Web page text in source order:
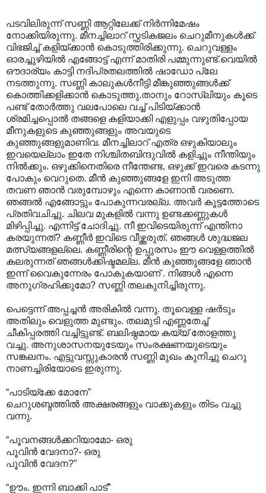
പടവിലിരുന്ന് സണ്ണി ആറ്റിലേക്ക് നിര്‍ന്നിമേഷം
നോക്കിയിരുന്നു. മീനച്ചിലാറ് സ്ഫടികജലം ചെറുമീനുകള്‍ക്ക്
വിഭജിച്ച് കളിയ്ക്കാന്‍ കൊടുത്തിരിക്കുന്നു. ചെറുവള്ളം
ഓരച്ചുഴിയില്‍ എങ്ങോട്ട് എന്ന് മാതിരി പമ്മുന്നുണ്ട്.വെയില്‍
ഔദാര്യം കാട്ടി നദിപ്രതലത്തില്‍‍ ഷാഡോ പ്ലേ
നടത്തുന്നു. സണ്ണി കാലുകള്‍നീട്ടി മീങ്കുഞ്ഞുങ്ങള്‍ക്ക്
കൊത്തിക്കളിക്കാന്‍ കൊടുത്തു.താനും റോസ്‌ലിയും കൂടെ
പണ്ട് തോര്‍ത്തു വലപോലെ വച്ച് പിടിയ്ക്കാന്‍
ശ്രമിച്ചപ്പൊല്‍ തങ്ങളെ കളിയാക്കി എളുപ്പം വഴുതിപ്പോയ
മീനുകളുടെ കുഞ്ഞുങ്ങളും അവയുടെ
കുഞ്ഞുങ്ങളുമാണിവ. മീനച്ചിലാറ് എത്ര ഒഴുകിയാലും
ഇവയെല്ലാം ഇതേ നിശ്ചിതബിന്ദുവില്‍ കളിച്ചും നീന്തിയും
നില്‍ക്കും. ഒഴുക്കിനെതിരെ നീന്തേണ്ട, ഒഴുക്ക് ഇവരെ കടന്നു
പോകും വെറുതെ. മീന്‍ കുഞ്ഞുങ്ങളേ ഇനി അടുത്ത
തവണ ഞാന്‍ വരുമ്പോഴും എന്നെ കാണാന്‍ വരണെ.
ഞങ്ങല്‍ എങ്ങോ‍ട്ടും പോകുന്നവരല്ല. അവര്‍ കൂട്ടത്തോടെ
പ്രതിവചിച്ചു. ചിലവ മുകളില്‍ വന്നു ഉണ്ടക്കണ്ണുകള്‍
മിഴിപ്പിച്ചു. എന്നിട്ട് ചോദിച്ചു. നീ ഇവിടെയിരുന്ന് എന്തിനാ
കരയുന്നത്? കണ്ണീര്‍ ഇവിടെ വീഴ്ത്തരുത്. ഞങ്ങള്‍ ശുദ്ധജല
മത്സ്യങ്ങളല്ലെ. കണ്ണീരിന്റെ ഉപ്പുരസം ഈ വെള്ളത്തില്‍
കലരുന്നത് ഞങ്ങള്‍ക്കിഷ്ടമല്ല. മീന്‍ കുഞ്ഞുങ്ങളേ ഞാന്‍
ഇന്ന് വൈകുന്നേരം പോകുകയാണ് . നിങ്ങള്‍ എന്നെ
അനുഗ്രഹിക്കുമോ? സണ്ണി തലകുനിച്ചിരുന്നു.
പെട്ടെന്ന് അപ്പച്ചന്‍ അരികില്‍ വന്നു. തൂവെള്ള ഷര്‍ടും
അതിലും വെളുത്ത മുണ്ടും. തലമുടി എണ്ണതേച്ച്
ചീകിപ്പരത്തി വച്ചിട്ടുണ്ട്. ബലിഷ്ഠമായ കയ്യ് തോളത്തു
വച്ചു. അനുശാസനയുടേയും സംരക്ഷണയുടെയും
സങ്കലനം. എട്ടുവസ്സുകാരന്‍ സണ്ണി മുഖം കുനിച്ചു ചെറു
നാണച്ചിരിയോടെ ഇരുന്നു.
“പാടിയ്ക്കേ മോനേ”
ചെറുശബ്ദത്തില്‍ അക്ഷരങ്ങളും വാക്കുകളും തിടം വച്ചു
വന്നു.
“പൂവനങ്ങള്‍ക്കറിയാമോ- ഒരു
പൂവിന്‍ വേദനാ?- ഒരു
പൂവിന്‍ വേദന?”
“ഊം. ഇന്നി ബാക്കി പാട്”